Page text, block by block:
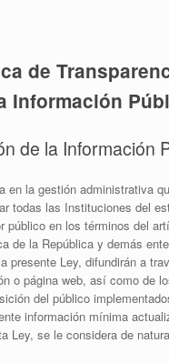
de
Información
de la Información
en la gestión administrativa
todas las Instituciones del
público en los términos del
de la República y demás
presente Ley, difundirán a
o página web, así como de
del público
información mínima
Ley, se le considera de